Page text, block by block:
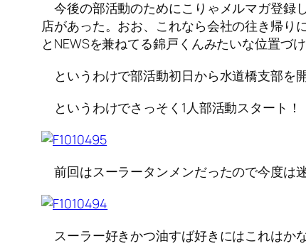
今後の部活動のためにこりゃメルマガ登録
店があった。おお、これなら会社の往き帰
とNEWSを兼ねてる錦戸くんみたいな位置づ
というわけで部活動初日から水道橋支部を
というわけでさっそく1人部活動スタート！
前回はスーラータンメンだったので今度は
スーラー好きかつ油すば好きにはこれはか